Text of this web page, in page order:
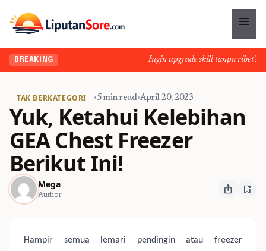
menu
BREAKING Ingin upgrade skill tanpa ribet?
TAK BERKATEGORI •5 min read•April 20, 2023
Yuk, Ketahui Kelebihan
GEA Chest Freezer
Berikut Ini!
Mega
Author ios_share bookmark_add
Hampir semua lemari pendingin atau freezer